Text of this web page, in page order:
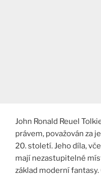
John Ronald Reuel
právem, považován za
20. století. Jeho díla,
mají nezastupitelné
základ moderní